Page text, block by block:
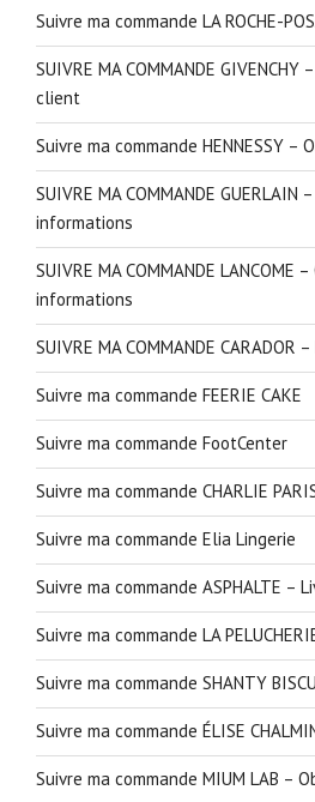
Suivre ma commande LA ROCHE-
SUIVRE MA COMMANDE GIVENCHY
client
Suivre ma commande HENNESSY
SUIVRE MA COMMANDE GUERLAIN
informations
SUIVRE MA COMMANDE LANCOME
informations
SUIVRE MA COMMANDE
Suivre ma commande FEERIE CAKE
Suivre ma commande FootCenter
Suivre ma commande CHARLIE
Suivre ma commande Elia Lingerie
Suivre ma commande ASPHALTE –
Suivre ma commande LA
Suivre ma commande SHANTY
Suivre ma commande ÉLISE
Suivre ma commande MIUM LAB –